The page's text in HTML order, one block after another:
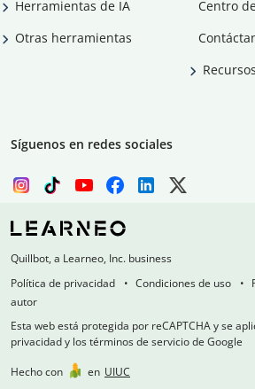
Herramientas de IA
Otras herramientas
Centro
Recursos
Síguenos en redes sociales
Quillbot, a Learneo, Inc. business
Política de privacidad
Condiciones de uso
autor
Esta web está protegida por reCAPTCHA y se
privacidad y los términos de servicio de Google
Hecho con
en UIUC